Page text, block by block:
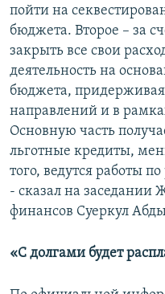
пойти на
бюджета. Второе – за
закрыть все свои
деятельность на
бюджета,
направлений и в
Основную часть
льготные кредиты,
того, ведутся работы
- сказал на заседании
финансов Суеркул
«С долгами будет